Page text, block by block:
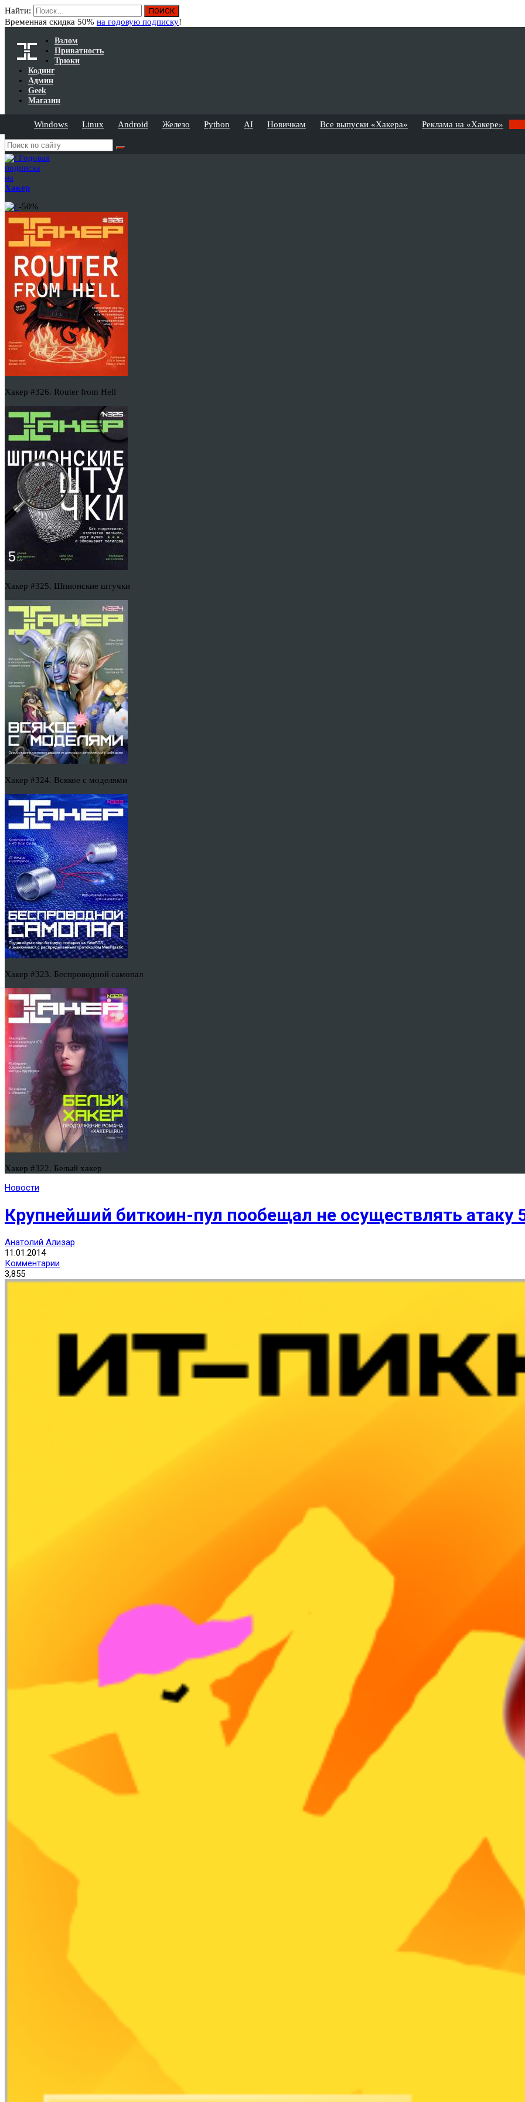
Найти:
Временная скидка 50% на годовую подписку!
Взлом
Приватность
Трюки
Кодинг
Админ
Geek
Магазин
Windows Linux Android Железо Python AI Новичкам Все выпуски «Хакера» Реклама на «Хакере»
Годовая
подписка
на
Хакер
-50%
Хакер #326. Router from Hell
Хакер #325. Шпионские штучки
Хакер #324. Всякое с моделями
Хакер #323. Беспроводной самопал
Хакер #322. Белый хакер
Новости
Крупнейший биткоин-пул пообещал не осуществлять атаку
Анатолий Ализар
11.01.2014
Комментарии
3,855